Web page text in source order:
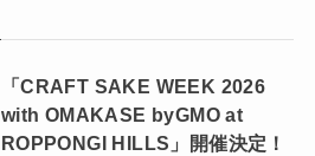
「CRAFT SAKE WEEK 2026
with OMAKASE byGMO at
ROPPONGI HILLS」開催決定！